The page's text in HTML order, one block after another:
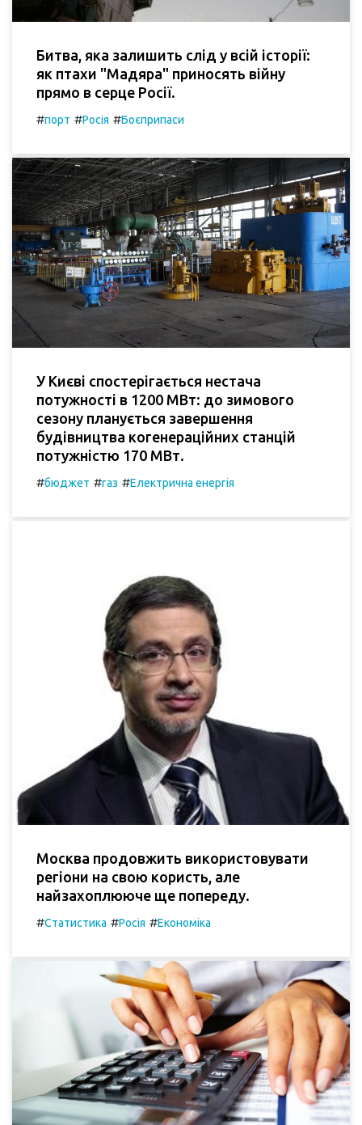
Битва, яка залишить слід у всій історії:
як птахи "Мадяра" приносять війну
прямо в серце Росії.
#порт #Росія #Боєприпаси
У Києві спостерігається нестача
потужності в 1200 МВт: до зимового
сезону планується завершення
будівництва когенераційних станцій
потужністю 170 МВт.
#бюджет #газ #Електрична енергія
Москва продовжить використовувати
регіони на свою користь, але
найзахоплююче ще попереду.
#Статистика #Росія #Економіка